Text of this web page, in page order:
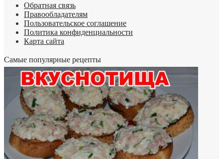
Обратная связь
Правообладателям
Пользовательское соглашение
Политика конфиденциальности
Карта сайта
Самые популярные рецепты